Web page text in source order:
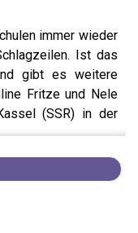
immer wieder
Ist das
gibt es weitere
Fritze und Nele
(SSR) in der
Auswirkungen die
Unterricht hat und